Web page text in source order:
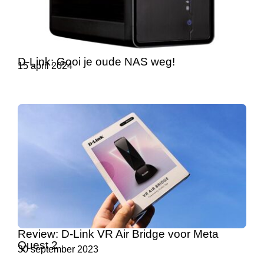
D-Link: Gooi je oude NAS weg!
15 april 2024
Review: D-Link VR Air Bridge voor Meta
Quest 2
30 september 2023